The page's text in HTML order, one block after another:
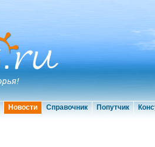
Новости Справочник Попутчик